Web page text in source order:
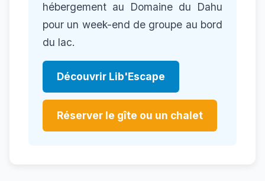
hébergement au Domaine du Dahu
pour un week-end de groupe au bord
du lac.
Découvrir Lib'Escape
Réserver le gîte ou un chalet